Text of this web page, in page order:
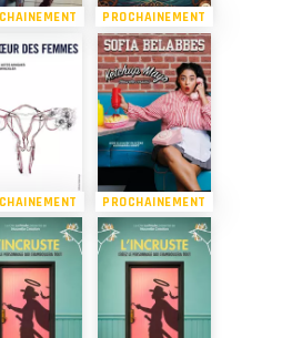
PROCHAINEMENT
PROCHAINEMENT